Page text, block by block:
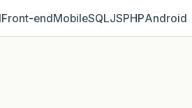
Front‑endMobileSQLJSPHPAndroid